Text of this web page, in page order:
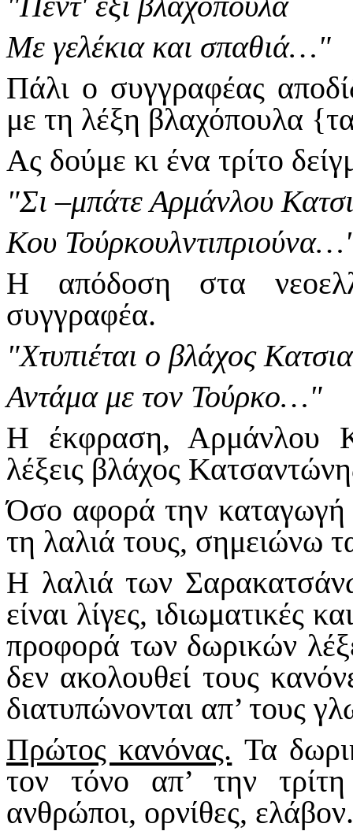
Με γελέκια και σπαθιά…"
Πάλι ο συγγραφέας
με τη λέξη βλαχόπουλα
Ας δούμε κι ένα τρίτο
"Σι –μπάτε Αρμάνλου
Κου
Η απόδοση στα
συγγραφέα.
"Χτυπιέται ο βλάχος
Αντάμα με τον Τούρκο…"
Η έκφραση, Αρμάνλου
λέξεις βλάχος
Όσο αφορά την καταγωγή
τη λαλιά τους, σημειώνω
Η λαλιά των
είναι λίγες, ιδιωματικές
προφορά των δωρικών
δεν ακολουθεί τους
διατυπώνονται απ’ τους
Πρώτος κανόνας. Τα
τον τόνο απ’ την
ανθρώποι, ορνίθες, ελάβον.